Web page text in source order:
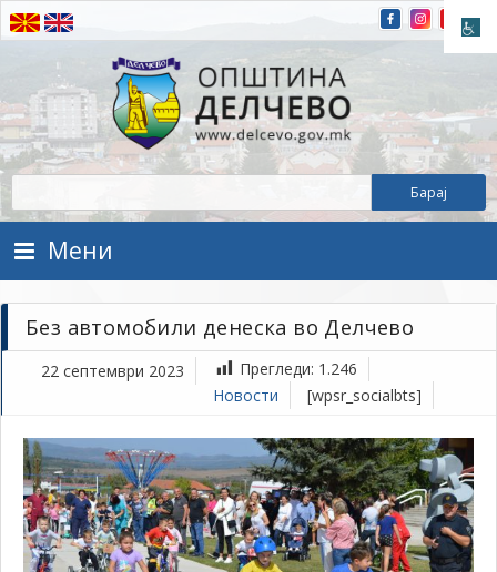
Прескокнете на содржината
Општина Делчево
Општина Делчево
Мени
Без автомобили денеска во Делчево
22 септември 2023 Прегледи: 1.246
Новости
[wpsr_socialbts]